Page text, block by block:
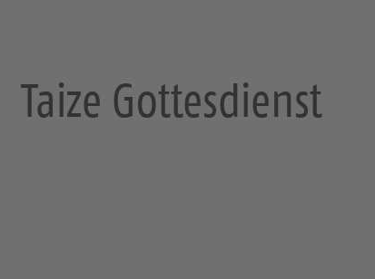
Taize Gottesdienst